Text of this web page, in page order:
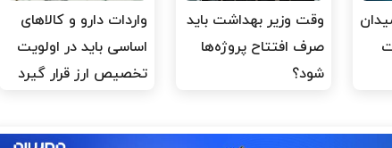
وقت وزیر بهداشت باید
صرف افتتاح پروژه‌ها
شود؟
واردات دارو و کالاهای
اساسی باید در اولویت
تخصیص ارز قرار گیرد